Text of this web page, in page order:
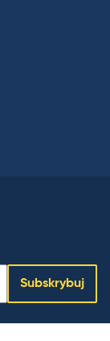
Subskrybuj